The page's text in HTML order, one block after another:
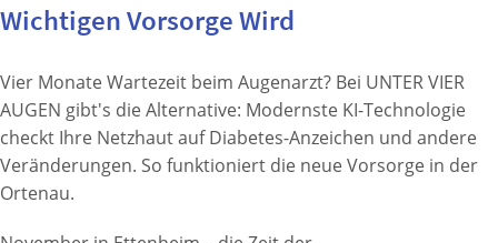
Wichtigen Vorsorge Wird
Vier Monate Wartezeit beim Augenarzt? Bei UNTER VIER
AUGEN gibt's die Alternative: Modernste KI-Technologie
checkt Ihre Netzhaut auf Diabetes-Anzeichen und andere
Veränderungen. So funktioniert die neue Vorsorge in der
Ortenau.